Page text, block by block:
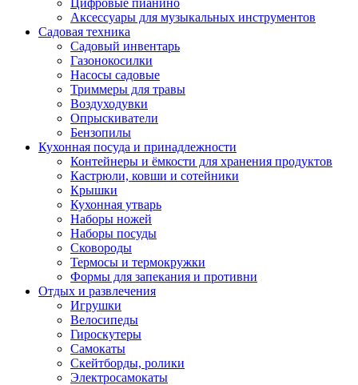
Цифровые пианино
Аксессуары для музыкальных инструментов
Садовая техника
Садовый инвентарь
Газонокосилки
Насосы садовые
Триммеры для травы
Воздуходувки
Опрыскиватели
Бензопилы
Кухонная посуда и принадлежности
Контейнеры и ёмкости для хранения продуктов
Кастрюли, ковши и сотейники
Крышки
Кухонная утварь
Наборы ножей
Наборы посуды
Сковороды
Термосы и термокружки
Формы для запекания и противни
Отдых и развлечения
Игрушки
Велосипеды
Гироскутеры
Самокаты
Скейтборды, ролики
Электросамокаты